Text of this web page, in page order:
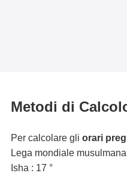
Metodi di
Per calcolare gli orari
Lega mondiale
Isha : 17 °